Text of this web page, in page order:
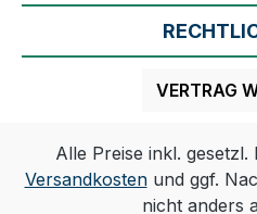
VERTRAG
Alle Preise inkl.
Versandkostenund ggf.
nicht anders